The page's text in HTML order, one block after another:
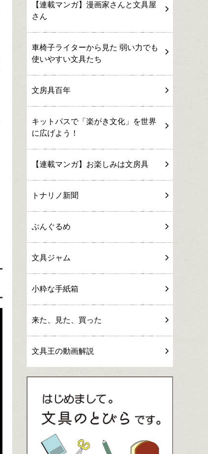
【連載マンガ】漫画家さんと文具屋
さん
車椅子ライターから見た 弱い力でも
使いやすい文具たち
文房具百年
キットパスで「楽がき文化」を世界
に広げよう！
【連載マンガ】お楽しみは文房具
トナリノ新聞
ぶんぐるめ
文具ジャム
小粋な手紙箱
来た、見た、買った
文具王の動画解説